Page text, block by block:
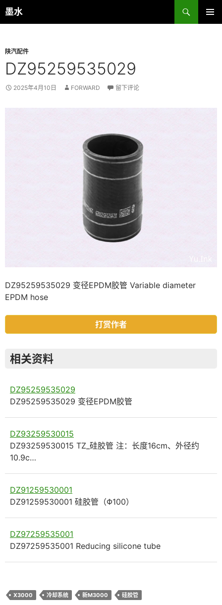
跳
至
墨水
搜
索
陕汽配件
DZ95259535029
2025年4月10日 FORWARD 留下评论
DZ95259535029 变径EPDM胶管 Variable diameter
EPDM hose
打赏作者
相关资料
DZ95259535029
DZ95259535029 变径EPDM胶管
DZ93259530015
DZ93259530015 TZ_硅胶管 注：长度16cm、外径约
10.9c…
DZ91259530001
DZ91259530001 硅胶管（Φ100）
DZ97259535001
DZ97259535001 Reducing silicone tube
X3000 冷却系统 新M3000 硅胶管